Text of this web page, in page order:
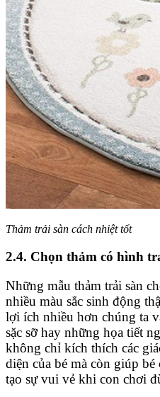
Thảm trải sàn cách nhiệt tốt
2.4. Chọn thảm có hình
Những mẫu thảm trải sàn
nhiều màu sắc sinh động
lợi ích nhiều hơn chúng ta
sặc sỡ hay những họa tiết
không chỉ kích thích các
diện của bé mà còn giúp
tạo sự vui vẻ khi con chơi